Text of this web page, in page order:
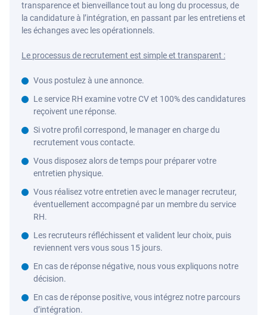
transparence et bienveillance tout au long du processus, de
la candidature à l’intégration, en passant par les entretiens et
les échanges avec les opérationnels.
Le processus de recrutement est simple et transparent :
Vous postulez à une annonce.
Le service RH examine votre CV et 100% des candidatures
reçoivent une réponse.
Si votre profil correspond, le manager en charge du
recrutement vous contacte.
Vous disposez alors de temps pour préparer votre
entretien physique.
Vous réalisez votre entretien avec le manager recruteur,
éventuellement accompagné par un membre du service
RH.
Les recruteurs réfléchissent et valident leur choix, puis
reviennent vers vous sous 15 jours.
En cas de réponse négative, nous vous expliquons notre
décision.
En cas de réponse positive, vous intégrez notre parcours
d’intégration.